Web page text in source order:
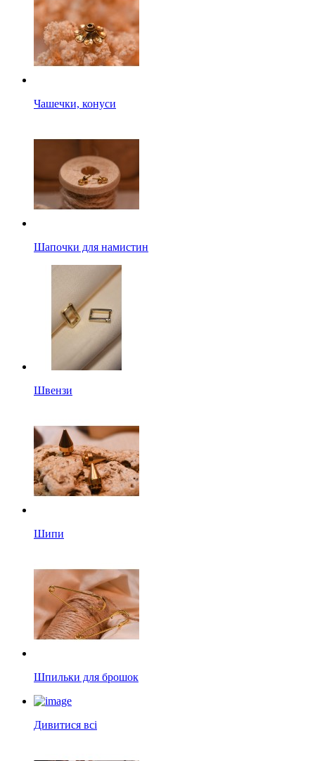
Чашечки, конуси
Шапочки для намистин
Швензи
Шипи
Шпильки для брошок
Дивитися всі